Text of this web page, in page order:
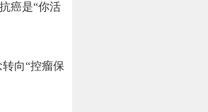
癌是“你活
向“控瘤保